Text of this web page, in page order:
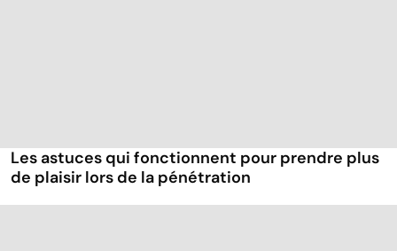
Les astuces qui fonctionnent pour prendre plus
de plaisir lors de la pénétration